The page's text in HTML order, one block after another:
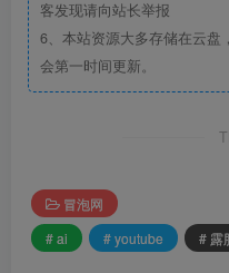
客发现请向站长举报
6、本站资源大多存储在云盘
会第一时间更新。
冒泡网
# ai
# youtube # 露